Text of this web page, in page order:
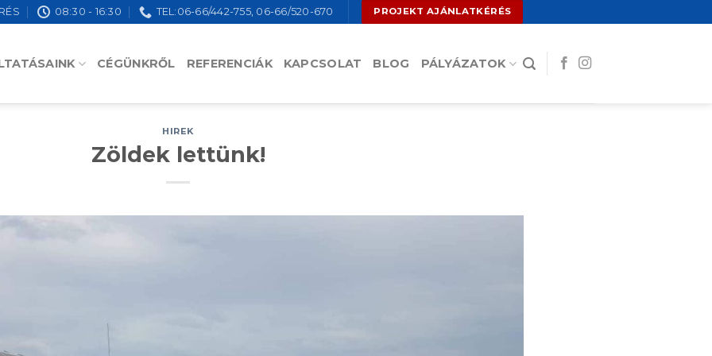
08:30 - 16:30 TEL:06-66/442-755, 06-66/520-670 PROJEKT AJÁNLATKÉRÉS
CÉGÜNKRŐL REFERENCIÁK KAPCSOLAT BLOG PÁLYÁZATOK
HIREK
Zöldek lettünk!